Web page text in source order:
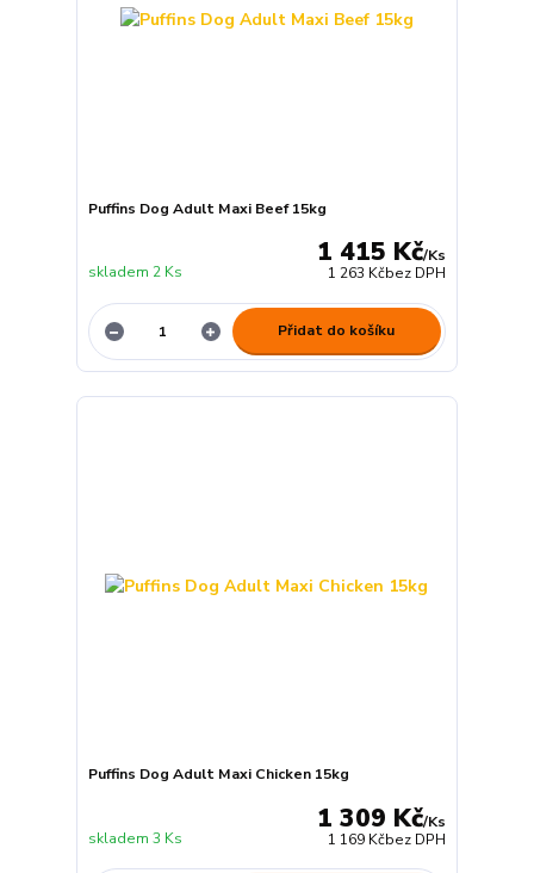
Puffins Dog Adult Maxi Beef 15kg
1 415 Kč/Ks
1 263 Kčbez DPH
skladem 2 Ks
Přidat do košíku
Puffins Dog Adult Maxi Chicken 15kg
1 309 Kč/Ks
1 169 Kčbez DPH
skladem 3 Ks